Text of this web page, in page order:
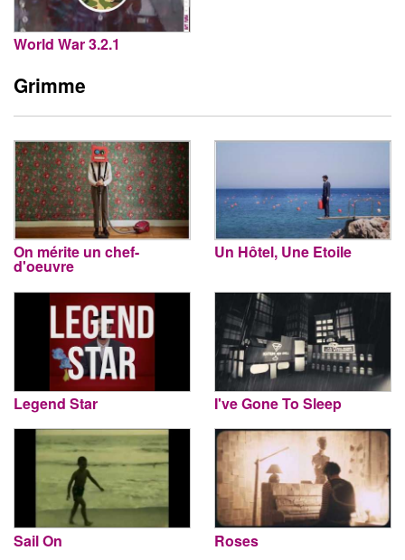
World War 3.2.1
Grimme
On mérite un chef-
d'oeuvre
Un Hôtel, Une Etoile
Legend Star I've Gone To Sleep
Sail On Roses